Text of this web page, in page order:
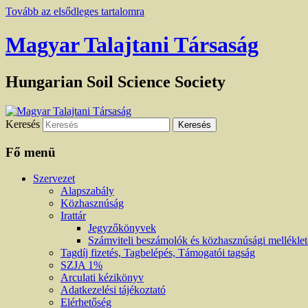
Tovább az elsődleges tartalomra
Magyar Talajtani Társaság
Hungarian Soil Science Society
Keresés
Fő menü
Szervezet
Alapszabály
Közhasznúság
Irattár
Jegyzőkönyvek
Számviteli beszámolók és közhasznúsági
Tagdíj fizetés, Tagbelépés, Támogatói tagság
SZJA 1%
Arculati kézikönyv
Adatkezelési tájékoztató
Elérhetőség